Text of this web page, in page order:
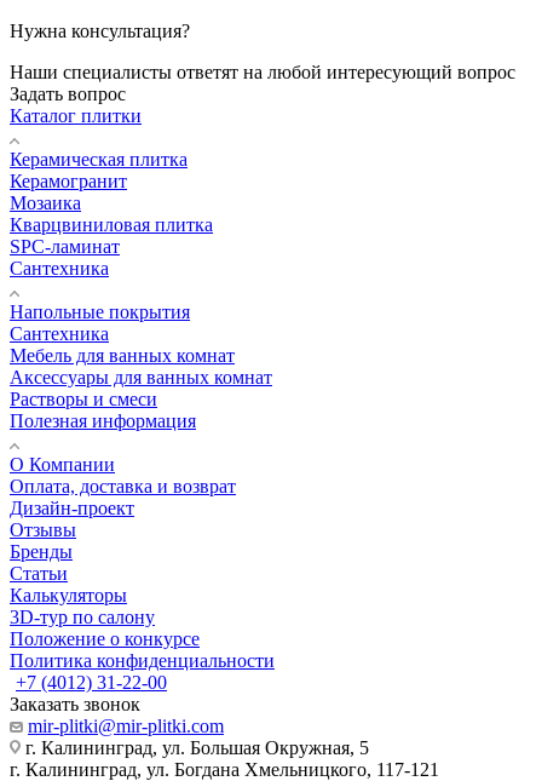
Нужна консультация?
Наши специалисты ответят на любой интересующий вопрос
Задать вопрос
Каталог плитки
Керамическая плитка
Керамогранит
Мозаика
Кварцвиниловая плитка
SPC-ламинат
Сантехника
Напольные покрытия
Сантехника
Мебель для ванных комнат
Аксессуары для ванных комнат
Растворы и смеси
Полезная информация
О Компании
Оплата, доставка и возврат
Дизайн-проект
Отзывы
Бренды
Статьи
Калькуляторы
3D-тур по салону
Положение о конкурсе
Политика конфиденциальности
+7 (4012) 31-22-00
Заказать звонок
mir-plitki@mir-plitki.com
г. Калининград, ул. Большая Окружная, 5
г. Калининград, ул. Богдана Хмельницкого, 117-121